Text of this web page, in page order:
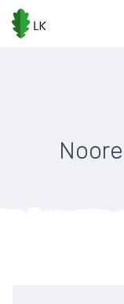
Skip
to
main